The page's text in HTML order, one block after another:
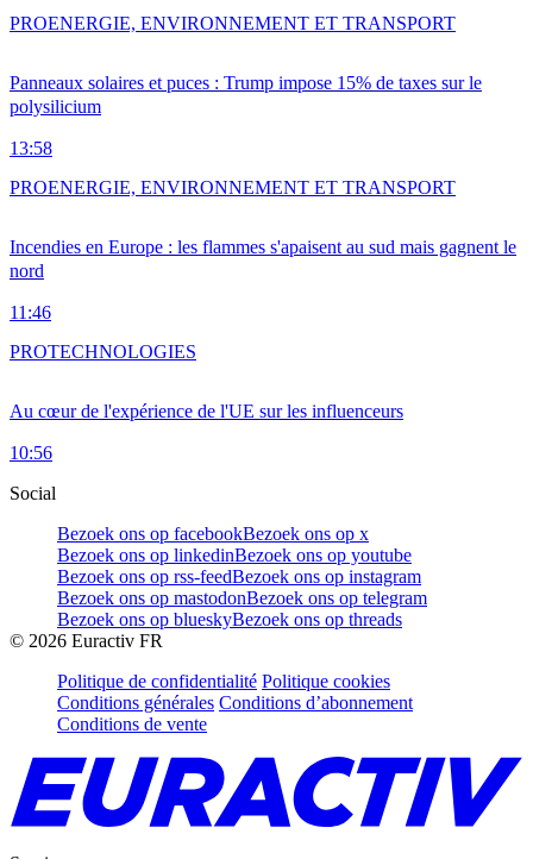
Panneaux solaires et puces : Trump impose 15% de taxes sur le
polysilicium
13:58
PROENERGIE, ENVIRONNEMENT ET TRANSPORT
Incendies en Europe : les flammes s'apaisent au sud mais gagnent le
nord
11:46
PROENERGIE, ENVIRONNEMENT ET TRANSPORT
Au cœur de l'expérience de l'UE sur les influenceurs
10:56
PROTECHNOLOGIES
Social
Bezoek ons op facebookBezoek ons op x
Bezoek ons op linkedinBezoek ons op youtube
Bezoek ons op rss-feedBezoek ons op instagram
Bezoek ons op mastodonBezoek ons op telegram
Bezoek ons op blueskyBezoek ons op threads
© 2026 Euractiv FR
Politique de confidentialité Politique cookies
Conditions générales Conditions d’abonnement
Conditions de vente